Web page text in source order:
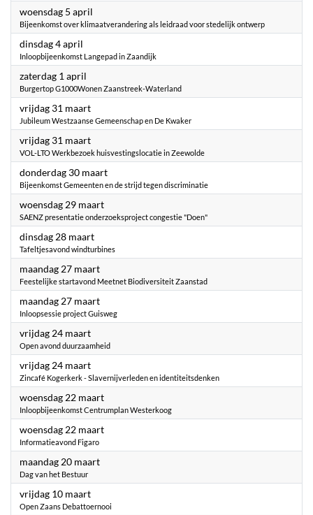
woensdag 5 april
Bijeenkomst over klimaatverandering als leidraad voor stedelijk ontwerp
dinsdag 4 april
Inloopbijeenkomst Langepad in Zaandijk
zaterdag 1 april
Burgertop G1000Wonen Zaanstreek-Waterland
vrijdag 31 maart2023
Jubileum Westzaanse Gemeenschap en De Kwaker
vrijdag 31 maart2023
VOL-LTO Werkbezoek huisvestingslocatie in Zeewolde
donderdag 30 maart2023
Bijeenkomst Gemeenten en de strijd tegen discriminatie
woensdag 29 maart2023
SAENZ presentatie onderzoeksproject congestie "Doen"
dinsdag 28 maart2023
Tafeltjesavond windturbines
maandag 27 maart2023
Feestelijke startavond Meetnet Biodiversiteit Zaanstad
maandag 27 maart2023
Inloopsessie project Guisweg
vrijdag 24 maart2023
Open avond duurzaamheid
vrijdag 24 maart2023
Zincafé Kogerkerk - Slavernijverleden en identiteitsdenken
woensdag 22 maart2023
Inloopbijeenkomst Centrumplan Westerkoog
woensdag 22 maart2023
Informatieavond Figaro
maandag 20 maart2023
Dag van het Bestuur
vrijdag 10 maart2023
Open Zaans Debattoernooi